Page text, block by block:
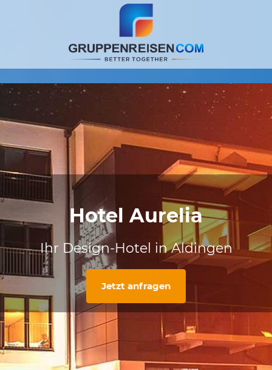
Hotel Aurelia
Ihr Design-Hotel in Aldingen
Jetzt anfragen